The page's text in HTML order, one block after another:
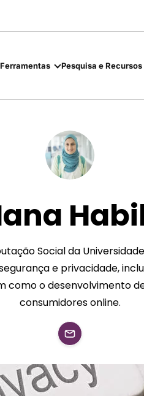
Ferramentas Pesquisa e Recursos
Social da
e privacidade,
como o desenvolvimento
consumidores online.